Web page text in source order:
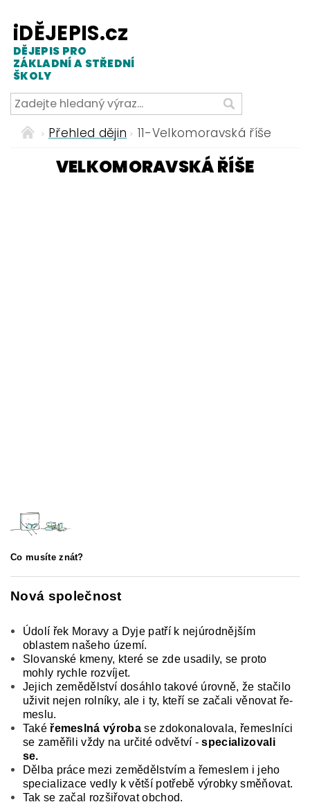
iDĚJEPIS.cz
DĚJEPIS PRO
ZÁKLADNÍ A STŘEDNÍ
ŠKOLY
Přehled dějin 11-Velkomoravská říše
VELKOMORAVSKÁ ŘÍŠE
Co musíte znát?
Nová společnost
Údolí řek Moravy a Dyje patří k nejúrodnějším
oblastem našeho území.
Slovanské kmeny, které se zde usadily, se proto
mohly rychle rozvíjet.
Jejich zemědělství dosáhlo takové úrovně, že stačilo
uživit nejen rolníky, ale i ty, kteří se začali věnovat ře­
meslu.
Také řemeslná výrobase zdokonalovala, ře­meslníci
se zaměřili vždy na určité odvětví -spe­cializovali
se.
Dělba práce mezi zemědělstvím a ře­meslem i jeho
specializace vedly k větší potřebě výrobky směňovat.
Tak se začal rozšiřovat ob­chod.